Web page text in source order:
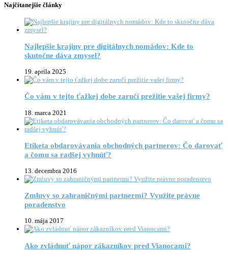
Najčítanejšie články
Najlepšie krajiny pre digitálnych nomádov: Kde to
skutočne dáva zmysel?
19. apríla 2025
Čo vám v tejto ťažkej dobe zaručí prežitie vašej firmy?
18. marca 2021
Etiketa obdarovávania obchodných partnerov: Čo darovať
a čomu sa radšej vyhnúť?
13. decembra 2016
Zmluvy so zahraničnými partnermi? Využite právne
poradenstvo
10. mája 2017
Ako zvládnuť nápor zákazníkov pred Vianocami?